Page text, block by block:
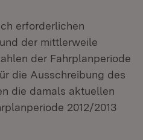
erforderlichen
der mittlerweile
der Fahrplanperiode
die Ausschreibung des
die damals aktuellen
2012/2013